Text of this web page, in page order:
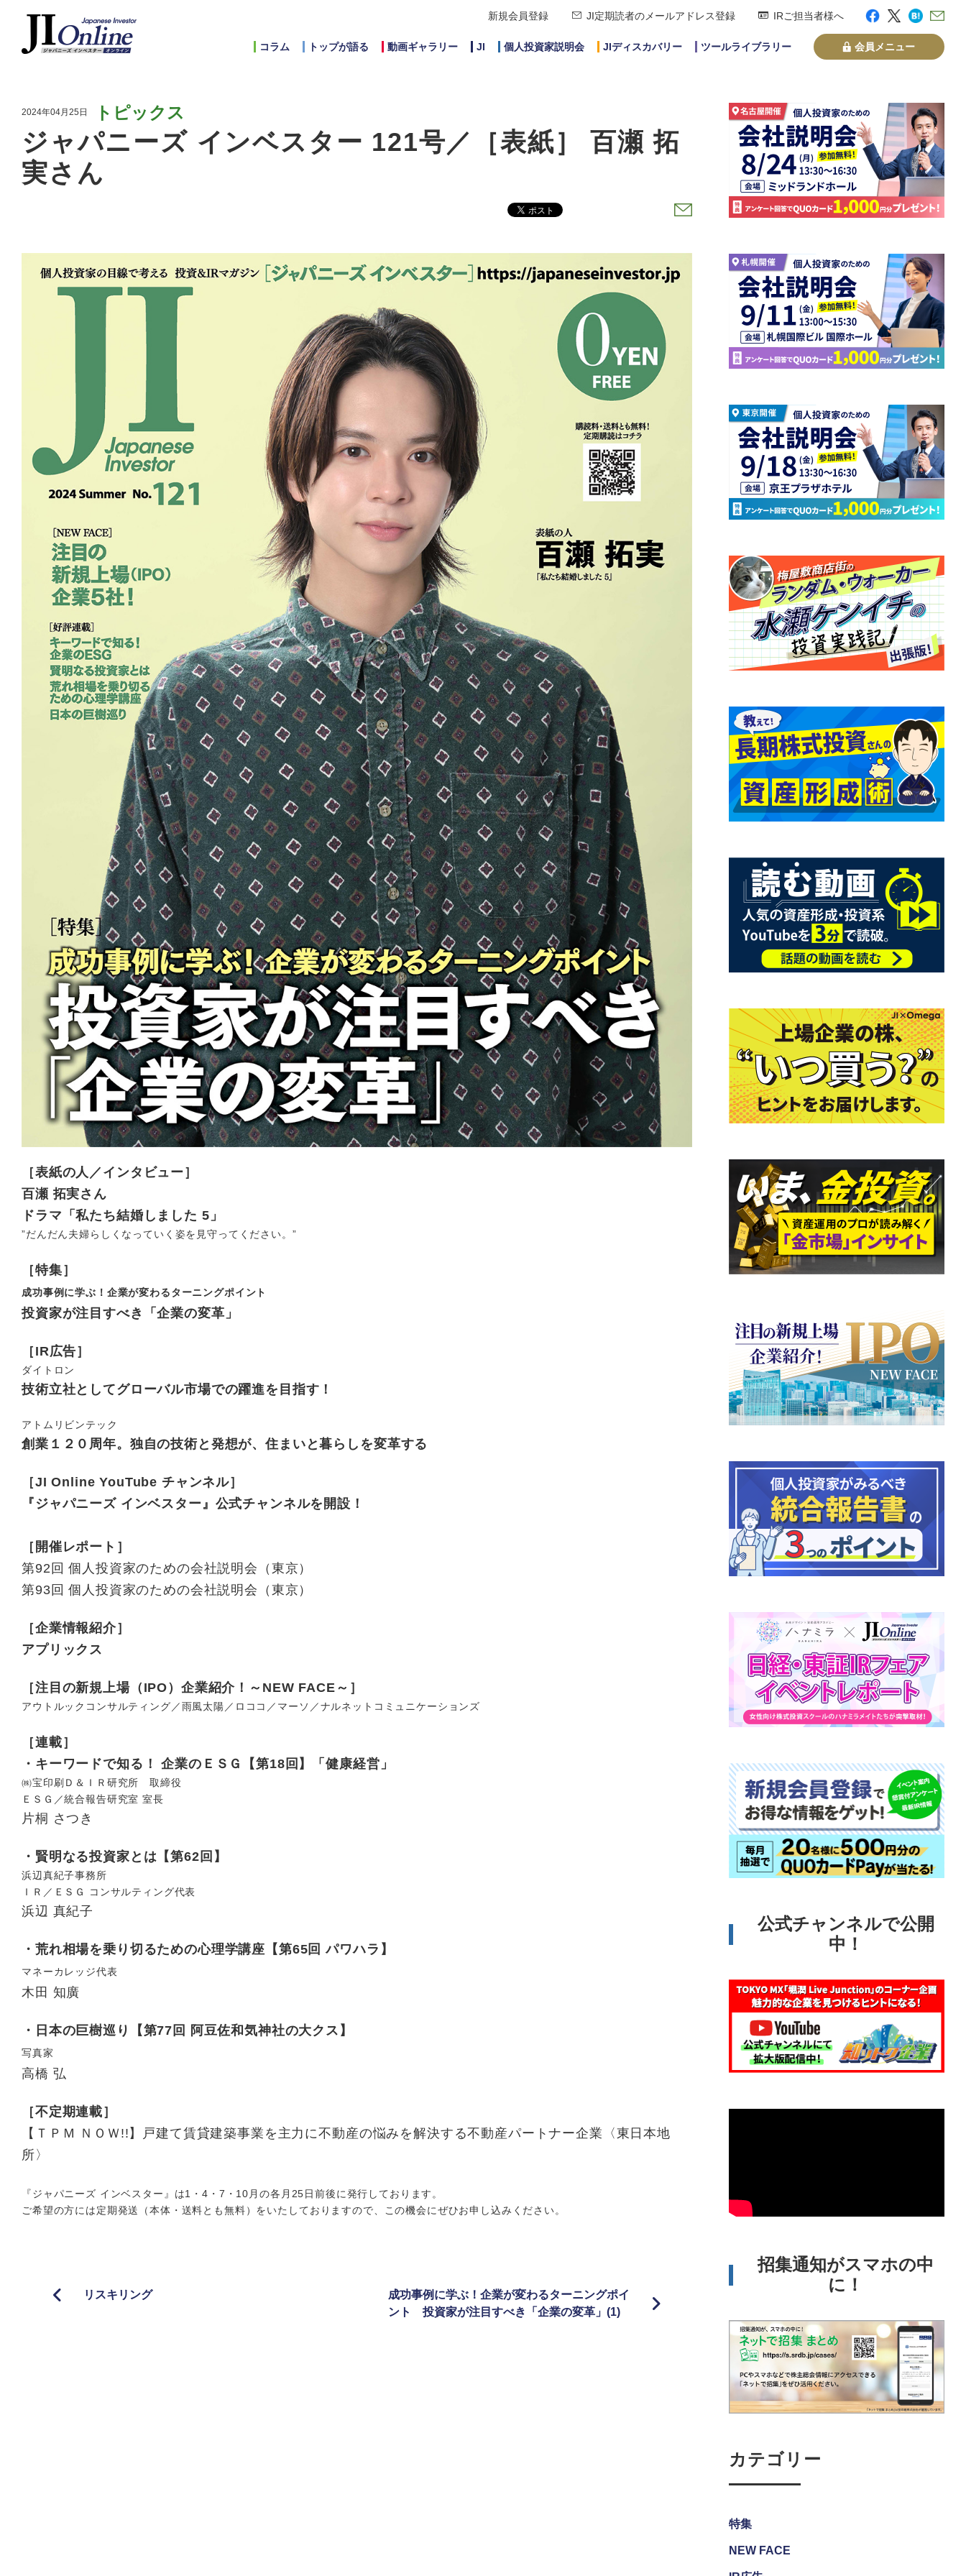
新規会員登録 JI定期読者のメールアドレス登録 IRご担当者様へ
コラム トップが語る 動画ギャラリー JI 個人投資家説明会 JIディスカバリー ツールライブラリー 会員メニュー
2024年04月25日 トピックス
ジャパニーズ インベスター 121号／［表紙］ 百瀬 拓
実さん
［表紙の人／インタビュー］
百瀬 拓実さん
ドラマ「私たち結婚しました 5」
”だんだん夫婦らしくなっていく姿を見守ってください。”
［特集］
成功事例に学ぶ！ 企業が変わるターニングポイント
投資家が注目すべき 「企業の変革」
［IR広告］
ダイトロン
技術立社としてグローバル市場での躍進を目指す！
アトムリビンテック
創業１２０周年。独自の技術と発想が、住まいと暮らしを変革する
［JI Online YouTube チャンネル］
『ジャパニーズ インベスター』公式チャンネルを開設！
［開催レポート］
第92回 個人投資家のための会社説明会（東京）
第93回 個人投資家のための会社説明会（東京）
［企業情報紹介］
アプリックス
［注目の新規上場（IPO）企業紹介！～NEW FACE～］
アウトルックコンサルティング／雨風太陽／ロココ／マーソ／ナルネットコミュニケーションズ
［連載］
・キーワードで知る！ 企業のＥＳＧ
【第18回】「健康経営」
㈱宝印刷Ｄ＆ＩＲ研究所 取締役
ＥＳＧ／統合報告研究室 室長
片桐 さつき
・賢明なる投資家とは【第62回】
浜辺真紀子事務所
ＩＲ／ＥＳＧ コンサルティング代表
浜辺 真紀子
・荒れ相場を乗り切るための心理学講座【第65回 パワハラ】
マネーカレッジ代表
木田 知廣
・日本の巨樹巡り【第77回 阿豆佐和気神社の大クス】
写真家
高橋 弘
［不定期連載］
【ＴＰＭ ＮＯＷ!!】
戸建て賃貸建築事業を主力に不動産の悩みを解決する不動産パートナー企業〈東日本地
所〉
『ジャパニーズ インベスター』は1・4・7・10月の各月25日前後に発行しております。
ご希望の方には定期発送（本体・送料とも無料）をいたしておりますので、この機会にぜひお申し込みください。
リスキリング
成功事例に学ぶ！企業が変わるターニングポイ
ント 投資家が注目すべき「企業の変革」(1)
公式チャンネルで公開
中！
招集通知がスマホの中
に！
カテゴリー
特集
NEW FACE